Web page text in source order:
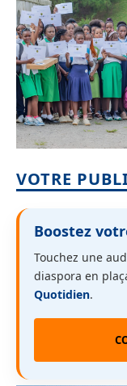
VOTRE
Boostez
Touchez une
diaspora en
Quotidien.